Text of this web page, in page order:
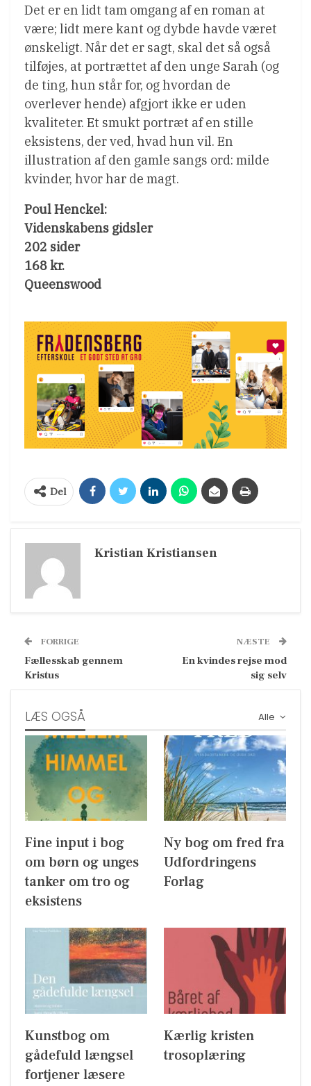
Det er en lidt tam omgang af en roman at
være; lidt mere kant og dybde havde været
ønskeligt. Når det er sagt, skal det så også
tilføjes, at portrættet af den unge Sarah (og
de ting, hun står for, og hvordan de
overlever hende) afgjort ikke er uden
kvaliteter. Et smukt portræt af en stille
eksistens, der ved, hvad hun vil. En
illustration af den gamle sangs ord: milde
kvinder, hvor har de magt.
Poul Henckel:
Videnskabens gidsler
202 sider
168 kr.
Queenswood
Del
Kristian Kristiansen
FORRIGE
Fællesskab gennem
Kristus
NÆSTE
En kvindes rejse mod
sig selv
Alle
LÆS OGSÅ
Fine input i bog
om børn og unges
tanker om tro og
eksistens
Ny bog om fred fra
Udfordringens
Forlag
Kunstbog om
gådefuld længsel
fortjener læsere
Kærlig kristen
trosoplæring